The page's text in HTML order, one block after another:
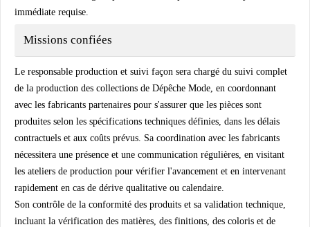
immédiate requise.
Missions confiées
Le responsable production et suivi façon sera chargé du suivi complet
de la production des collections de Dépêche Mode, en coordonnant
avec les fabricants partenaires pour s'assurer que les pièces sont
produites selon les spécifications techniques définies, dans les délais
contractuels et aux coûts prévus. Sa coordination avec les fabricants
nécessitera une présence et une communication régulières, en visitant
les ateliers de production pour vérifier l'avancement et en intervenant
rapidement en cas de dérive qualitative ou calendaire.
Son contrôle de la conformité des produits et sa validation technique,
incluant la vérification des matières, des finitions, des coloris et de